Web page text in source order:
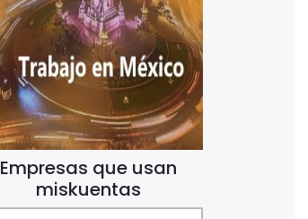
Empresas que usan
miskuentas